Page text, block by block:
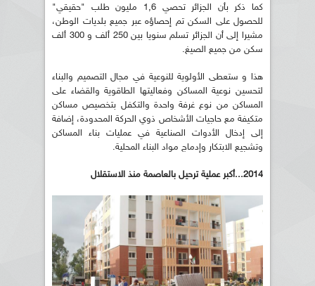
كما ذكر بأن الجزائر تحصي 1,6 مليون طلب "حقيقي"
للحصول على السكن تم إحصاؤه عبر جميع بلديات الوطن،
مشيرا إلى أن الجزائر تسلم سنويا بين 250 ألف و 300 ألف
سكن من جميع الصيغ.
هذا و ستعطى الأولوية للنوعية في مجال التصميم والبناء
لتحسين نوعية المساكن وفعاليتها الطاقوية والقضاء على
المساكن من نوع غرفة واحدة والتكفل بتخصيص مساكن
متكيفة مع حاجيات الأشخاص ذوي الحركة المحدودة، إضافة
إلى إدخال الأدوات الصناعية في عمليات بناء المساكن
وتشجيع الابتكار وإدماج مواد البناء المحلية.
2014.. .أكبر عملية ترحيل بالعاصمة منذ الاستقلال